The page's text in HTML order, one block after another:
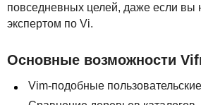
повседневных целей, даже если вы
экспертом по Vi.
Основные возможности
Vim-подобные